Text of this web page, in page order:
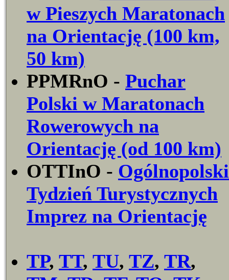
w Pieszych Maratonach
na Orientację (100 km,
50 km)
PPMRnO - Puchar
Polski w Maratonach
Rowerowych na
Orientację (od 100 km)
OTTInO - Ogólnopolski
Tydzień Turystycznych
Imprez na Orientację
TP, TT, TU, TZ, TR,